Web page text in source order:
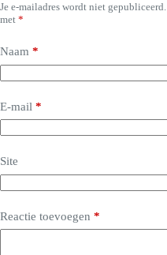
Je e-mailadres wordt niet gepubliceerd.
met *
Naam *
E-mail *
Site
Reactie toevoegen *